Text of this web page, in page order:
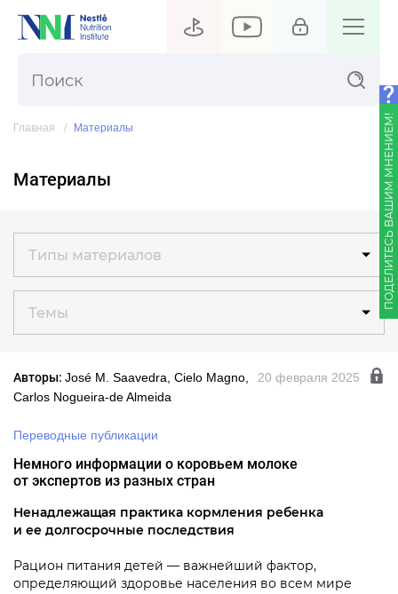
Главная Материалы
Материалы
Типы материалов
Темы
Авторы: José M. Saavedra, Cielo Magno,
Carlos Nogueira-de Almeida
Переводные публикации
20 февраля 2025
Немного информации о коровьем молоке
от экспертов из разных стран
Ненадлежащая практика кормления ребенка
и ее долгосрочные последствия
Рацион питания детей — важнейший фактор,
определяющий здоровье населения во всем мире
ПОДЕЛИТЕСЬ ВАШИМ МНЕНИЕМ!